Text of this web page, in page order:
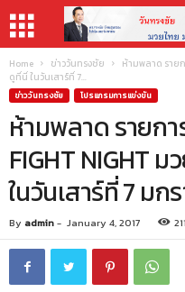
Home ข่าววันทรงชัย
ห้ามพลาด รายก
ดูที่นี่ ในวันเสาร์ที่ 7...
ข่าววันทรงชัย โปรแกรมการแข่งขัน
ห้ามพลาด รายกา
FIGHT NIGHT
ในวันเสาร์ที่ 7 มก
By admin- January 4, 2017 211